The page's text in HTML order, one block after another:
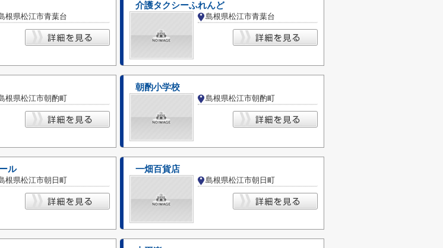
根県松江市青葉台
介護タクシーふれんど
島根県松江市青葉台
根県松江市朝酌町
朝酌小学校
島根県松江市朝酌町
ル
根県松江市朝日町
一畑百貨店
島根県松江市朝日町